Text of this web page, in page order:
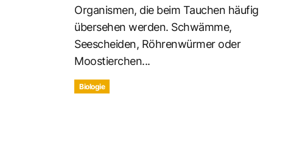
Organismen, die beim Tauchen häufig
übersehen werden. Schwämme,
Seescheiden, Röhrenwürmer oder
Moostierchen...
Biologie